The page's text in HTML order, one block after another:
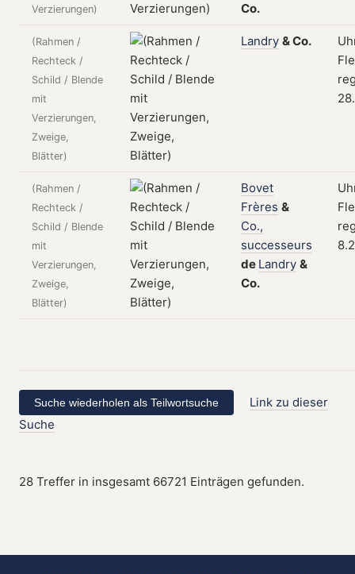
Verzierungen)
Co.
(Rahmen /
Rechteck /
Schild / Blende
mit
Verzierungen,
Zweige,
Blätter)
Landry &Co.
(Rahmen /
Rechteck /
Schild / Blende
mit
Verzierungen,
Zweige,
Blätter)
Bovet
Frères &
Co.,
successeurs
de Landry &
Co.
Link zu dieser
Suche
28 Treffer in insgesamt 66721 Einträgen gefunden.